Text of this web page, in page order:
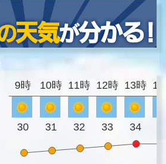
9時 10時 11時 12時 13時
30 31 32 33 34